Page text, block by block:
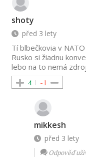
shoty
před 3 lety
Tí blbečkovia v
Rusko si žiadnu
lebo na to nemá
4 -1
mikkesh
před 3 lety
Odpověď